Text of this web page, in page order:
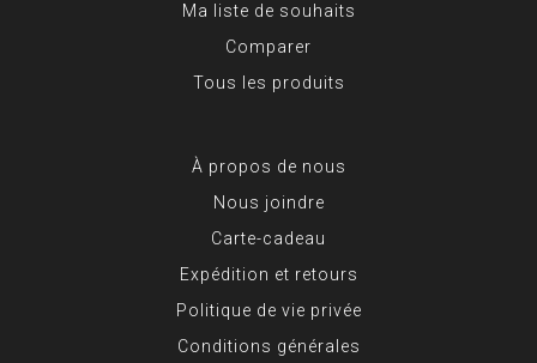
Ma liste de souhaits
Comparer
Tous les produits
À propos de nous
Nous joindre
Carte-cadeau
Expédition et retours
Politique de vie privée
Conditions générales